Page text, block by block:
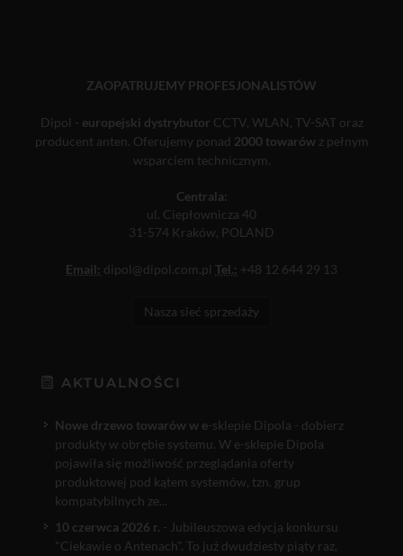
ZAOPATRUJEMY PROFESJONALISTÓW
Dipol - europejski dystrybutor CCTV, WLAN, TV-SAT oraz
producent anten. Oferujemy ponad 2000 towarówz pełnym
wsparciem technicznym.
Centrala:
ul. Ciepłownicza 40
31-574 Kraków, POLAND
Email: dipol@dipol.com.pl Tel.: +48 12 644 29 13
Nasza sieć sprzedaży
AKTUALNOŚCI
Nowe drzewo towarów w e-sklepie Dipola - dobierz
produkty w obrębie systemu. W e-sklepie Dipola
pojawiła się możliwość przeglądania oferty
produktowej pod kątem systemów, tzn. grup
kompatybilnych ze...
10 czerwca 2026 r. - Jubileuszowa edycja konkursu
"Ciekawie o Antenach". To już dwudziesty piąty raz,